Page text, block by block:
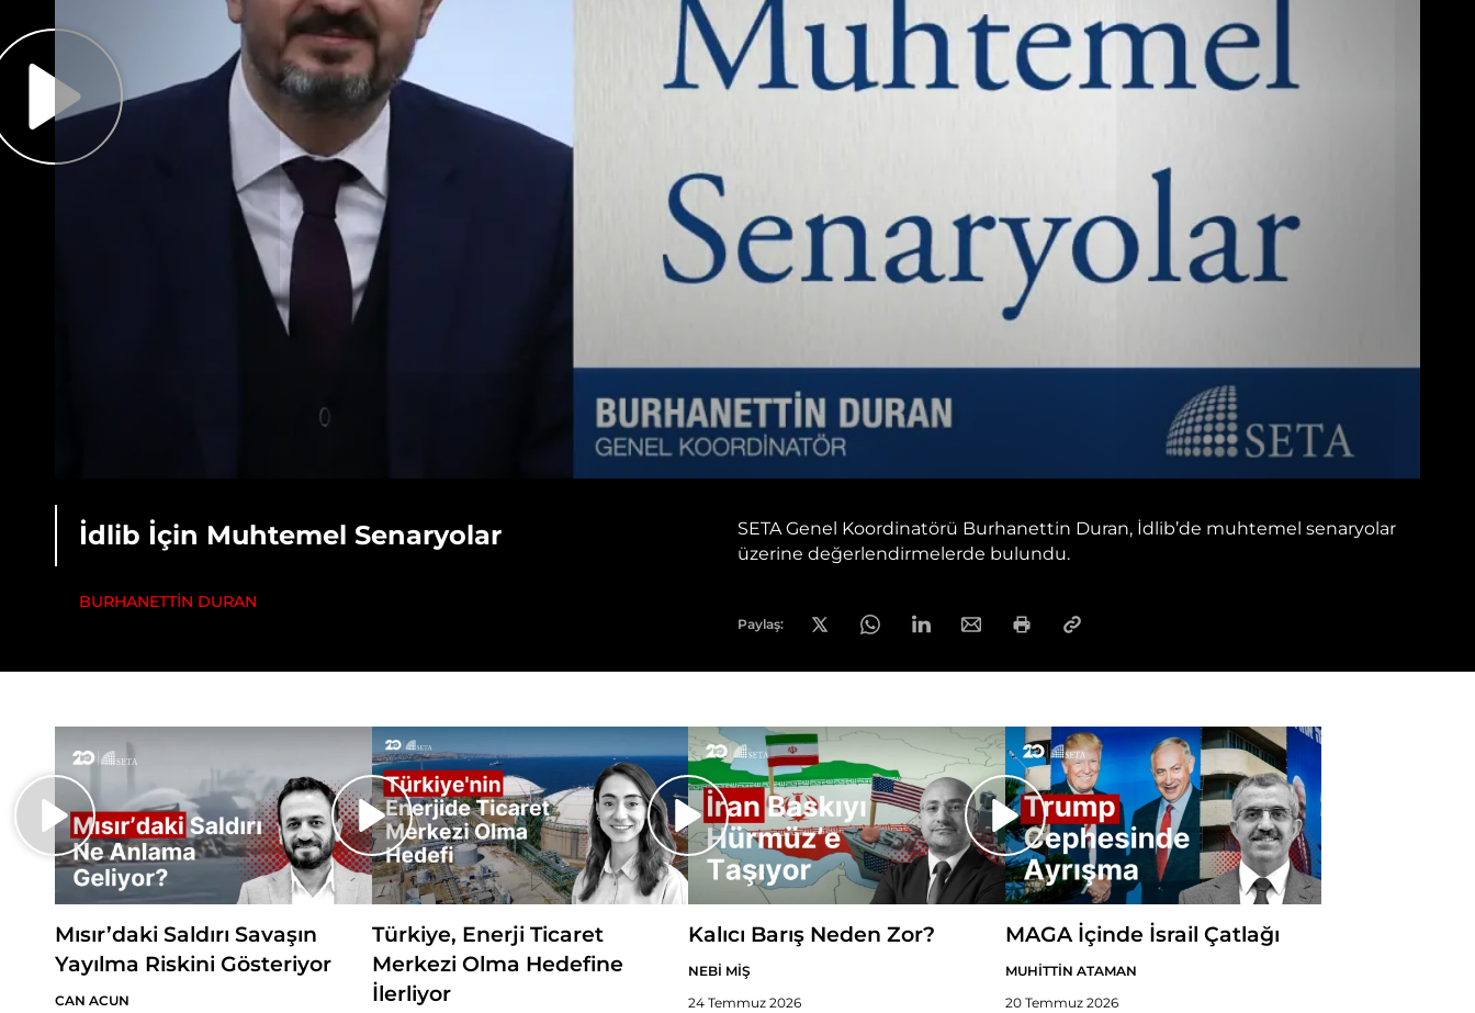
İdlib İçin Muhtemel Senaryolar
BURHANETTİN DURAN
SETA Genel Koordinatörü Burhanettin Duran, İdlib’de muhtemel senaryolar
üzerine değerlendirmelerde bulundu.
Paylaş:
Mısır’daki Saldırı Savaşın
Yayılma Riskini Gösteriyor
CAN ACUN
Türkiye, Enerji Ticaret
Merkezi Olma Hedefine
İlerliyor
Kalıcı Barış Neden Zor?
NEBİ MİŞ
24 Temmuz 2026
MAGA İçinde İsrail Çatlağı
MUHİTTİN ATAMAN
20 Temmuz 2026